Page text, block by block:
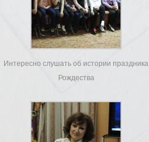
Интересно слушать об истории праздника
Рождества